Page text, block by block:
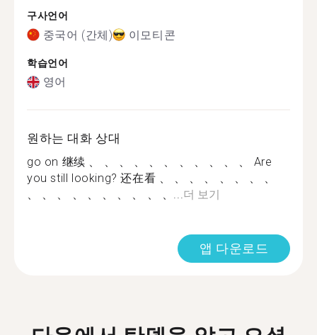
구사언어
중국어 (간체) 이모티콘
학습언어
영어
원하는 대화 상대
go on 继续 、 、 、 、 、 、 、 、 、 、 、 Are
you still looking? 还在看 、 、 、 、 、 、 、 、
、 、 、 、 、 、 、 、 、 、...더 보기
앱 다운로드